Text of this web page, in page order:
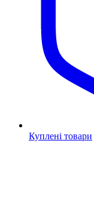
Куплені товари